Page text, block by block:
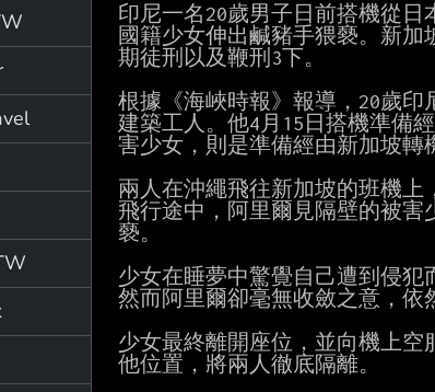
印尼一名20歲男子日前搭機從
國籍少女伸出鹹豬手猥褻。新
期徒刑以及鞭刑3下。
根據《海峽時報》報導，20歲
建築工人。他4月15日搭機準備
害少女，則是準備經由新加坡轉
兩人在沖繩飛往新加坡的班機
飛行途中，阿里爾見隔壁的被
褻。
少女在睡夢中驚覺自己遭到侵
然而阿里爾卻毫無收斂之意，
少女最終離開座位，並向機上
他位置，將兩人徹底隔離。